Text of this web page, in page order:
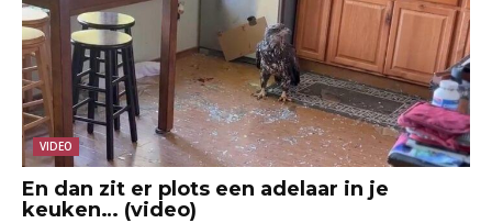
VIDEO
En dan zit er plots een adelaar in je
keuken… (video)